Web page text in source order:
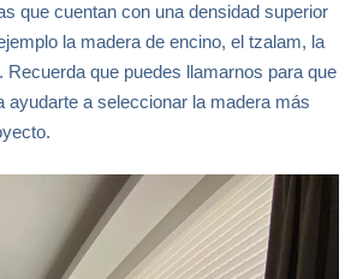
que cuentan con una densidad superior
la madera de encino, el tzalam, la
que puedes llamarnos para que
ayudarte a seleccionar la madera más